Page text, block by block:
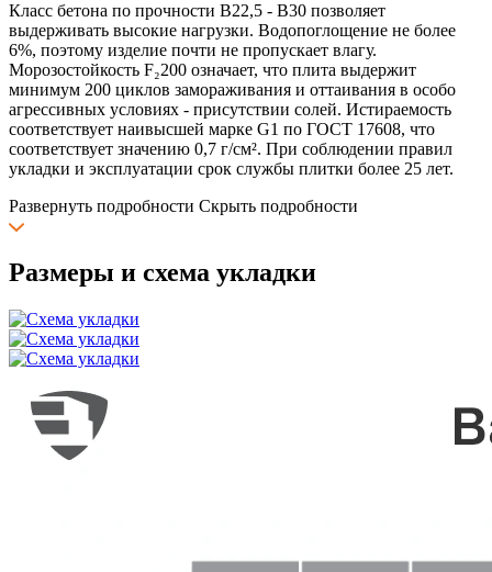
Класс бетона по прочности B22,5 - B30 позволяет
выдерживать высокие нагрузки. Водопоглощение не более
6%, поэтому изделие почти не пропускает влагу.
Морозостойкость F₂200 означает, что плита выдержит
минимум 200 циклов замораживания и оттаивания в особо
агрессивных условиях - присутствии солей. Истираемость
соответствует наивысшей марке G1 по ГОСТ 17608, что
соответствует значению 0,7 г/см². При соблюдении правил
укладки и эксплуатации срок службы плитки более 25 лет.
Развернуть подробности Скрыть подробности
Размеры и схема укладки